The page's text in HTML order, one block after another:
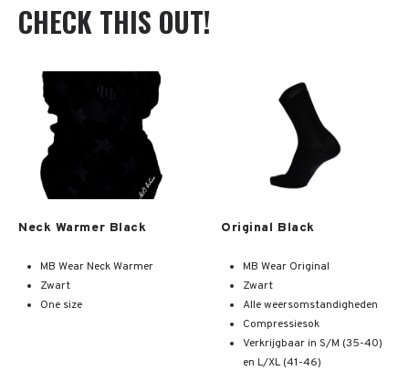
CHECK THIS OUT!
Neck Warmer Black
MB Wear Neck Warmer
Zwart
One size
Original Black
MB Wear Original
Zwart
Alle weersomstandigheden
Compressiesok
Verkrijgbaar in S/M (35-40)
en L/XL (41-46)